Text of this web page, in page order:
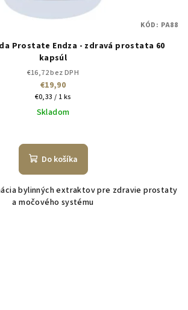
Prostate Endza - zdravá prostata 60
kapsúl
€16,72 bez DPH
€19,90
Jednotková
cena:
€0,33 / 1 ks
Skladom
Do košíka
bylinných extraktov pre zdravie prostaty
a močového systému
KÓD: PA88